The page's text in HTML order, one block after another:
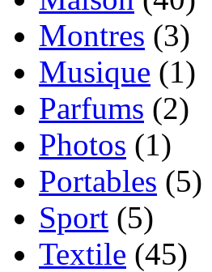
Montres (3)
Musique (1)
Parfums (2)
Photos (1)
Portables (5)
Sport (5)
Textile (45)